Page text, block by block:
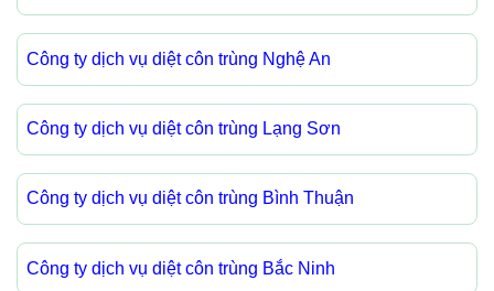
Công ty dịch vụ diệt côn trùng Nghệ An
Công ty dịch vụ diệt côn trùng Lạng Sơn
Công ty dịch vụ diệt côn trùng Bình Thuận
Công ty dịch vụ diệt côn trùng Bắc Ninh